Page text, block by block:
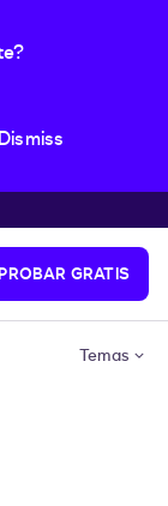
Dismiss
GRATIS
Temas